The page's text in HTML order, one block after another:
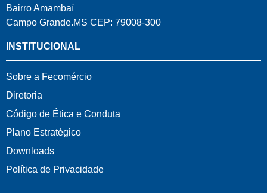
Bairro Amambaí
Campo Grande.MS CEP: 79008-300
INSTITUCIONAL
Sobre a Fecomércio
Diretoria
Código de Ética e Conduta
Plano Estratégico
Downloads
Política de Privacidade